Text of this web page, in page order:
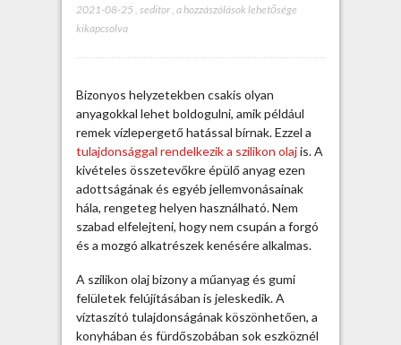
2021-08-25 seditor, M
l
l
t
u
d
n
i
a
s
i
i
a hozzászólások lehetősége
kikapcsolva
Bizonyos helyzetekben csakis olyan
anyagokkal lehet boldogulni, amik például
remek vízlepergető hatással bírnak. Ezzel a
tulajdonsággal rendelkezik a szilikon olajis. A
kivételes összetevőkre épülő anyag ezen
adottságának és egyéb jellemvonásainak
hála, rengeteg helyen használható. Nem
szabad elfelejteni, hogy nem csupán a forgó
és a mozgó alkatrészek kenésére alkalmas.
A szilikon olaj bizony a műanyag és gumi
felületek felújításában is jeleskedik. A
víztaszító tulajdonságának köszönhetően, a
konyhában és fürdőszobában sok eszköznél